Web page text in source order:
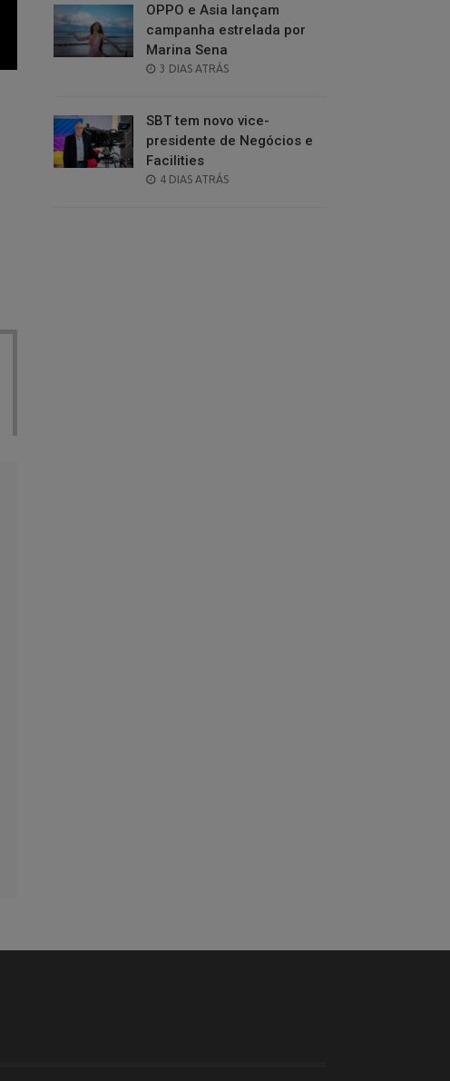
OPPO e Asia lançam
campanha estrelada por
Marina Sena
POSTED
3 DIAS ATRÁS
SBT tem novo vice-
presidente de Negócios e
Facilities
POSTED
4 DIAS ATRÁS